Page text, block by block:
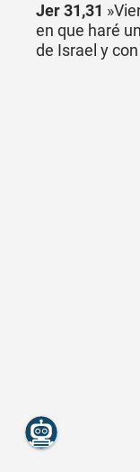
Jer 31,31
en que haré
de Israel y